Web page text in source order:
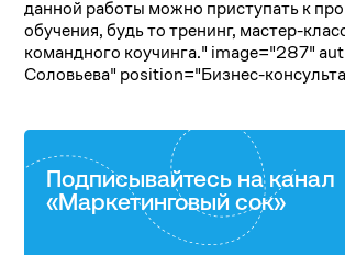
данной работы можно приступать к
обучения, будь то тренинг, мастер-
командного коучинга." image="287"
Соловьева" position="Бизнес-
Подписывайтесь на канал
«Маркетинговый сок»